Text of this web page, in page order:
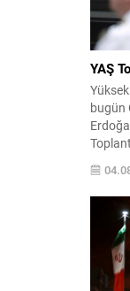
YAŞ
bugün
ziyaret
rütbe
yaş